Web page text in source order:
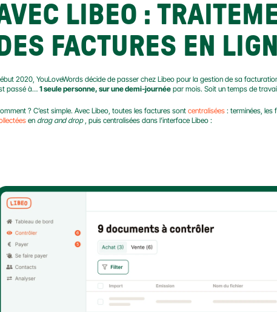
LIBEO :
DES FACTURES EN
2020, YouLoveWords décide de passer chez Libeo pour la gestion de sa
passé à… 1 seule personne, sur une demi-journée par mois. Soit un temps de
? C’est simple. Avec Libeo, toutes les factures sont centralisées
en drag and drop , puis centralisées dans l’interface Libeo :